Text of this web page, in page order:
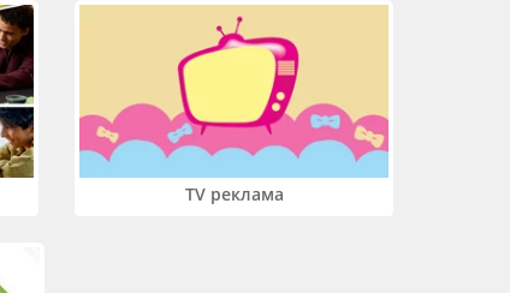
TV реклама